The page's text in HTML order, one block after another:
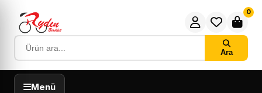
Ara
0
Menü